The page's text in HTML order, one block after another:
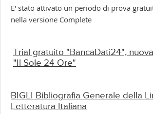
E' stato attivato un periodo di prova
nella versione Complete
Trial gratuito "BancaDati24",
"Il Sole 24 Ore"
BIGLI Bibliografia Generale della
Letteratura Italiana